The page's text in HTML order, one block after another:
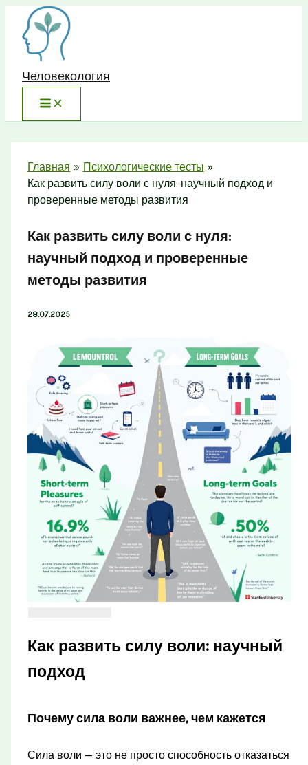
Перейти
содержимому
Человекология
Главная
Психологические тесты
Как развить силу воли с нуля: научный подход и
проверенные методы развития
Как развить силу воли с нуля:
научный подход и проверенные
методы развития
28.07.2025
Как развить силу воли: научный
подход
Почему сила воли важнее, чем кажется
Сила воли — это не просто способность отказаться